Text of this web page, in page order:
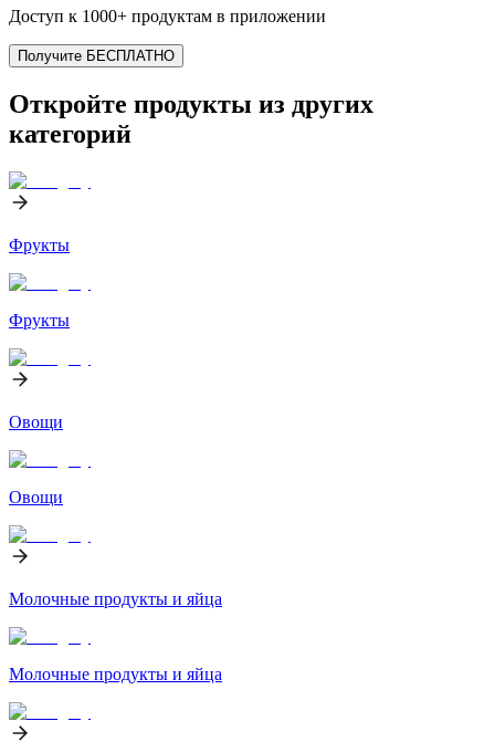
Доступ к 1000+ продуктам в приложении
Получите БЕСПЛАТНО
Откройте продукты из других
категорий
Фрукты
Фрукты
Овощи
Овощи
Молочные продукты и яйца
Молочные продукты и яйца